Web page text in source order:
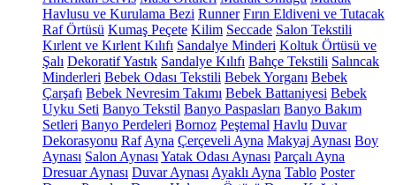
Havlusu ve Kurulama Bezi Runner Fırın Eldiveni ve Tutacak
Raf Örtüsü Kumaş Peçete Kilim Seccade Salon Tekstili
Kırlent ve Kırlent Kılıfı Sandalye Minderi Koltuk Örtüsü ve
Şalı Dekoratif Yastık Sandalye Kılıfı Bahçe Tekstili Salıncak
Minderleri Bebek Odası Tekstili Bebek Yorganı Bebek
Çarşafı Bebek Nevresim Takımı Bebek Battaniyesi Bebek
Uyku Seti Banyo Tekstil Banyo Paspasları Banyo Bakım
Setleri Banyo Perdeleri Bornoz Peştemal Havlu Duvar
Dekorasyonu Raf Ayna Çerçeveli Ayna Makyaj Aynası Boy
Aynası Salon Aynası Yatak Odası Aynası Parçalı Ayna
Dresuar Aynası Duvar Aynası Ayaklı Ayna Tablo Poster